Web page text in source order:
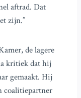
aftrad. Dat
zijn.”
de lagere
kritiek dat hij
gemaakt. Hij
coalitiepartner